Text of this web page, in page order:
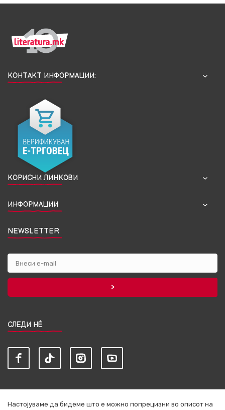
КОНТАКТ ИНФОРМАЦИИ:
КОРИСНИ ЛИНКОВИ
ИНФОРМАЦИИ
NEWSLETTER
СЛЕДИ НЀ
Настојуваме да бидеме што е можно попрецизни во описот на